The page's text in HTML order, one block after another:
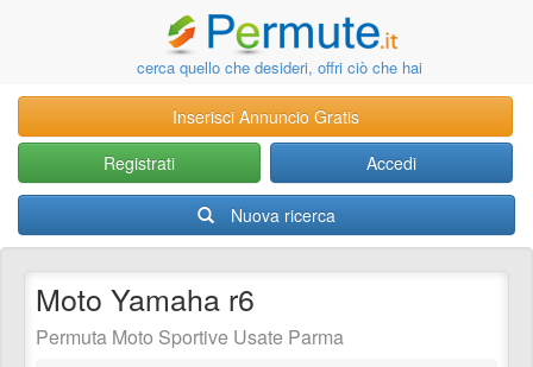
cerca quello che desideri, offri ciò che hai
Inserisci Annuncio Gratis
Registrati
Accedi
Nuova ricerca
Moto Yamaha r6
Permuta Moto Sportive Usate Parma